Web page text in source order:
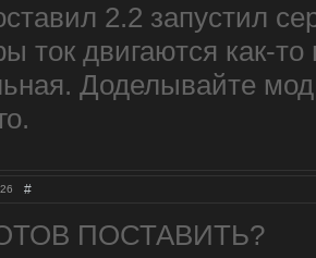
2.2 запустил
ток двигаются как-
Доделывайте
#
ПОСТАВИТЬ?